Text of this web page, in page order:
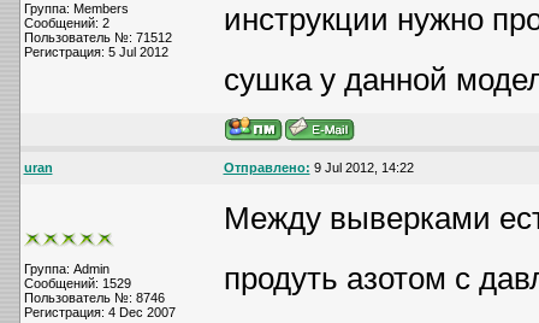
Группа: Members
Сообщений: 2
Пользователь №: 71512
Регистрация: 5 Jul 2012
инструкции нужно
сушка у данной
uran Отправлено: 9 Jul 2012, 14:22
Группа: Admin
Сообщений: 1529
Пользователь №: 8746
Регистрация: 4 Dec 2007
Между выверками
продуть азотом с